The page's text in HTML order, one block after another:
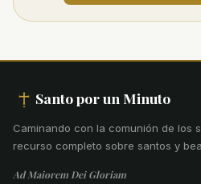
Santo por un Minuto
Caminando con la comunión de los
recurso completo sobre santos y
Ad Maiorem Dei Gloriam